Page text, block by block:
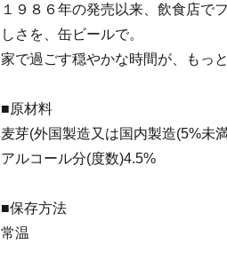
１９８６年の発売以来、飲食店で
しさを、缶ビールで。
家で過ごす穏やかな時間が、もっ
■原材料
麦芽(外国製造又は国内製造(5%未
アルコール分(度数)4.5%
■保存方法
常温